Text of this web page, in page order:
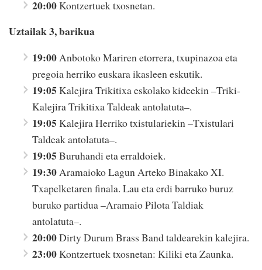
20:00Kontzertuek txosnetan.
Uztailak 3, barikua
19:00Anbotoko Mariren etorrera, txupinazoa eta
pregoia herriko euskara ikasleen eskutik.
19:05 Kalejira Trikitixa eskolako kideekin –Triki-
Kalejira Trikitixa Taldeak antolatuta–.
19:05 Kalejira Herriko txistulariekin –Txistulari
Taldeak antolatuta–.
19:05 Buruhandi eta erraldoiek.
19:30Aramaioko Lagun Arteko Binakako XI.
Txapelketaren finala. Lau eta erdi barruko buruz
buruko partidua –Aramaio Pilota Taldiak
antolatuta–.
20:00Dirty Durum Brass Band taldearekin kalejira.
23:00Kontzertuek txosnetan: Kiliki eta Zaunka.